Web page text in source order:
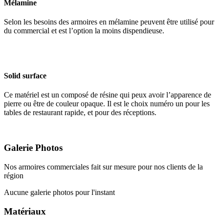
Mélamine
Selon les besoins des armoires en mélamine peuvent être utilisé pour
du commercial et est l’option la moins dispendieuse.
Solid surface
Ce matériel est un composé de résine qui peux avoir l’apparence de
pierre ou être de couleur opaque. Il est le choix numéro un pour les
tables de restaurant rapide, et pour des réceptions.
Galerie Photos
Nos armoires commerciales fait sur mesure pour nos clients de la
région
Aucune galerie photos pour l'instant
Matériaux